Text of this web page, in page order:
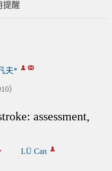
提醒
夫*
）
assessment,
LÜ Can